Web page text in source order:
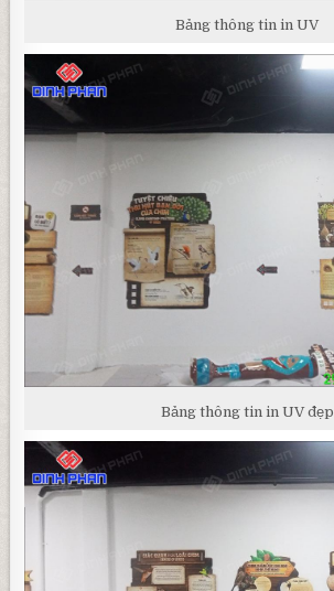
Bảng thông tin in UV
Bảng thông tin in UV đẹp